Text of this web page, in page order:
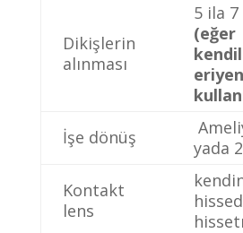
Dikişlerin
alınması
5 ila
(eğer
İşe dönüş
yada
Kontakt
lens